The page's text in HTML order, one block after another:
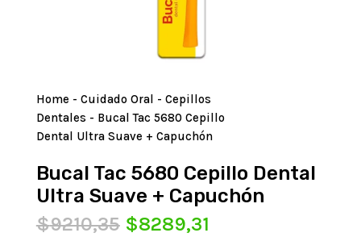
Home - Cuidado Oral - Cepillos
Dentales - Bucal Tac 5680 Cepillo
Dental Ultra Suave + Capuchón
Bucal Tac 5680 Cepillo Dental
Ultra Suave + Capuchón
$9210,35 El
$8289,31